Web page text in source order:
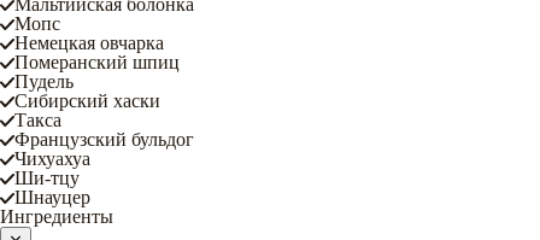
Мопс
Немецкая овчарка
Померанский шпиц
Пудель
Сибирский хаски
Такса
Французский бульдог
Чихуахуа
Ши-тцу
Шнауцер
Ингредиенты